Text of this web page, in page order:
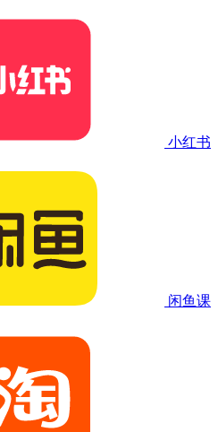
小红书
闲鱼课